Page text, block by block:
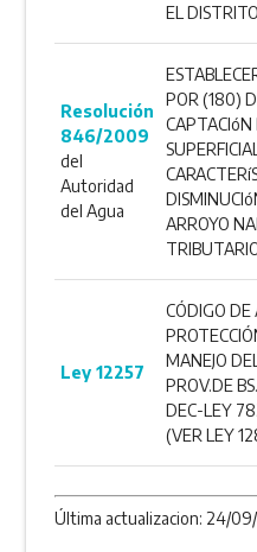
EL
Resolución
846/2009
del
Autoridad
del Agua
POR (180)
CAPTACIóN
ARROYO
Ley 12257
CÓDIGO
MANEJO
PROV.DE
DEC-LEY
(VER LEY
Última actualizacion: 24/